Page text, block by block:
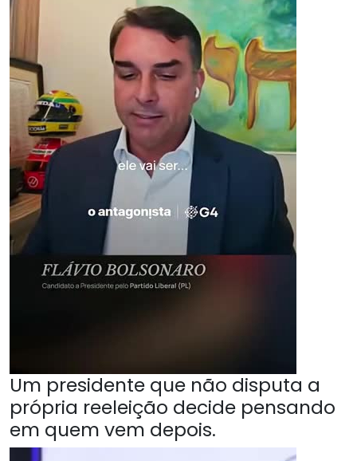
Um presidente que não disputa a
própria reeleição decide pensando
em quem vem depois.